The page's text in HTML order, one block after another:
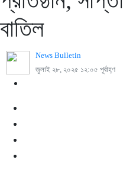
বাতিল
News Bulletin
জুলাই ২৮, ২০২৫ ১২:০৫ পূর্বাহ্ণ